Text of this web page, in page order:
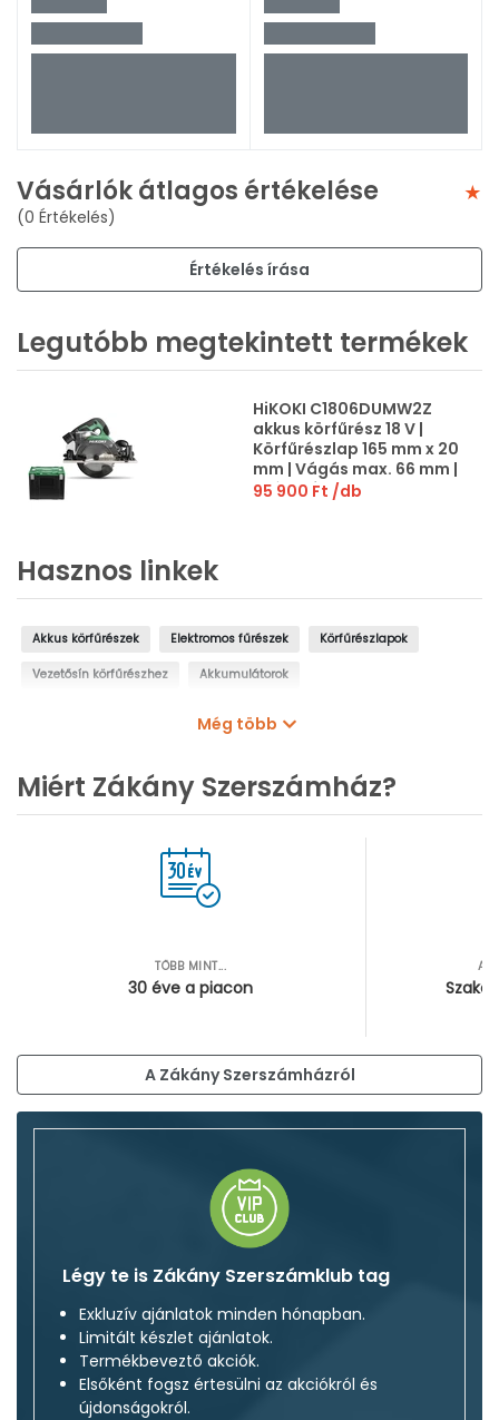
Vásárlók átlagos értékelése
(0 Értékelés)
Értékelés írása
Legutóbb megtekintett termékek
HiKOKI C1806DUMW2Z
akkus körfűrész 18 V |
Körfűrészlap 165 mm x 20
mm | Vágás max. 66 mm |
Szénkefementes | Akku
95 900 Ft /db
Hasznos linkek
Akkus körfűrészek Elektromos fűrészek Körfűrészlapok
Vezetősín körfűrészhez Akkumulátorok
Még több
Miért Zákány Szerszámház?
TÖBB MINT...
30 éve a piacon
A Zákány Szerszámházról
Légy te is Zákány Szerszámklub tag
Exkluzív ajánlatok minden hónapban.
Limitált készlet ajánlatok.
Termékbeveztő akciók.
Elsőként fogsz értesülni az akciókról és
újdonságokról.